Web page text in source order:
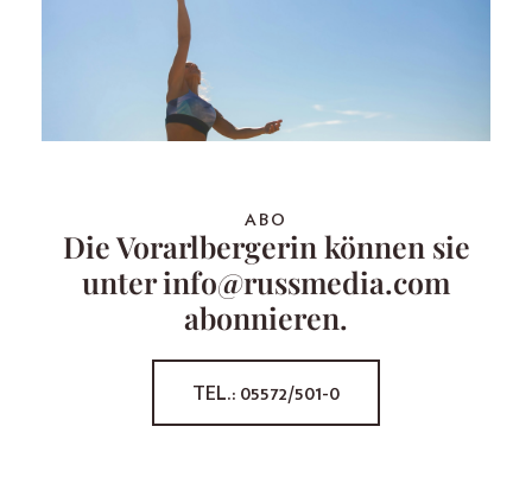
ABO
Die Vorarlbergerin können sie
unter info@russmedia.com
abonnieren.
TEL.: 05572/501-0